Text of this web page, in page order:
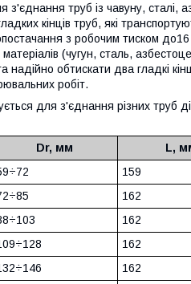
труб із чавуну, сталі,
кінців труб, які
з робочим тиском
(чугун, сталь,
надійно обтискати два гладкі
робіт.
для з'єднання різних труб
Dr, мм L,
159
162
÷103 162
÷128 162
÷146 162